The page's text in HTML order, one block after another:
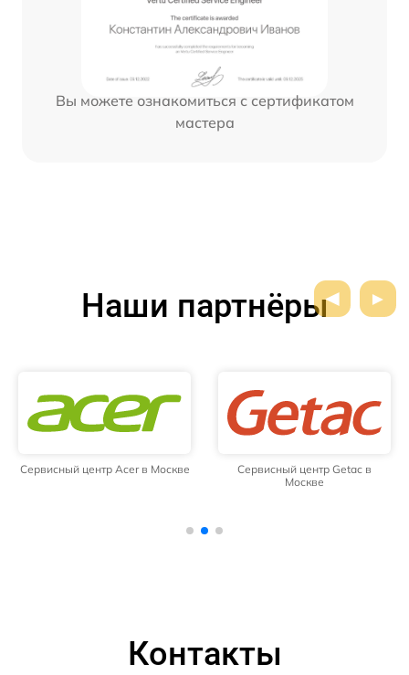
Вы можете ознакомиться с сертификатом
мастера
Наши партнёры
Сервисный центр Acer в Москве
Сервисный центр Getac в
Москве
Контакты